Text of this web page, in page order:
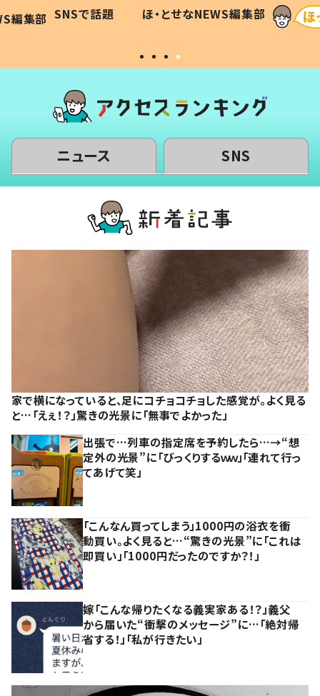
編集部 #令和の子
SNSで話題 ほ・とせなNEWS編集部
い」
ニュース SNS
家で横になっていると、足にコチョコチョした感覚が。よく見る
と…「えぇ！？」驚きの光景に「無事でよかった」
出張で…列車の指定席を予約したら…→“想
定外の光景”に「びっくりするｗｗ」「連れて行っ
てあげて笑」
「こんなん買ってしまう」1000円の浴衣を衝
動買い。よく見ると…“驚きの光景”に「これは
即買い」「1000円だったのですか？！」
嫁「こんな帰りたくなる義実家ある！？」義父
から届いた“衝撃のメッセージ”に…「絶対帰
省する！」「私が行きたい」